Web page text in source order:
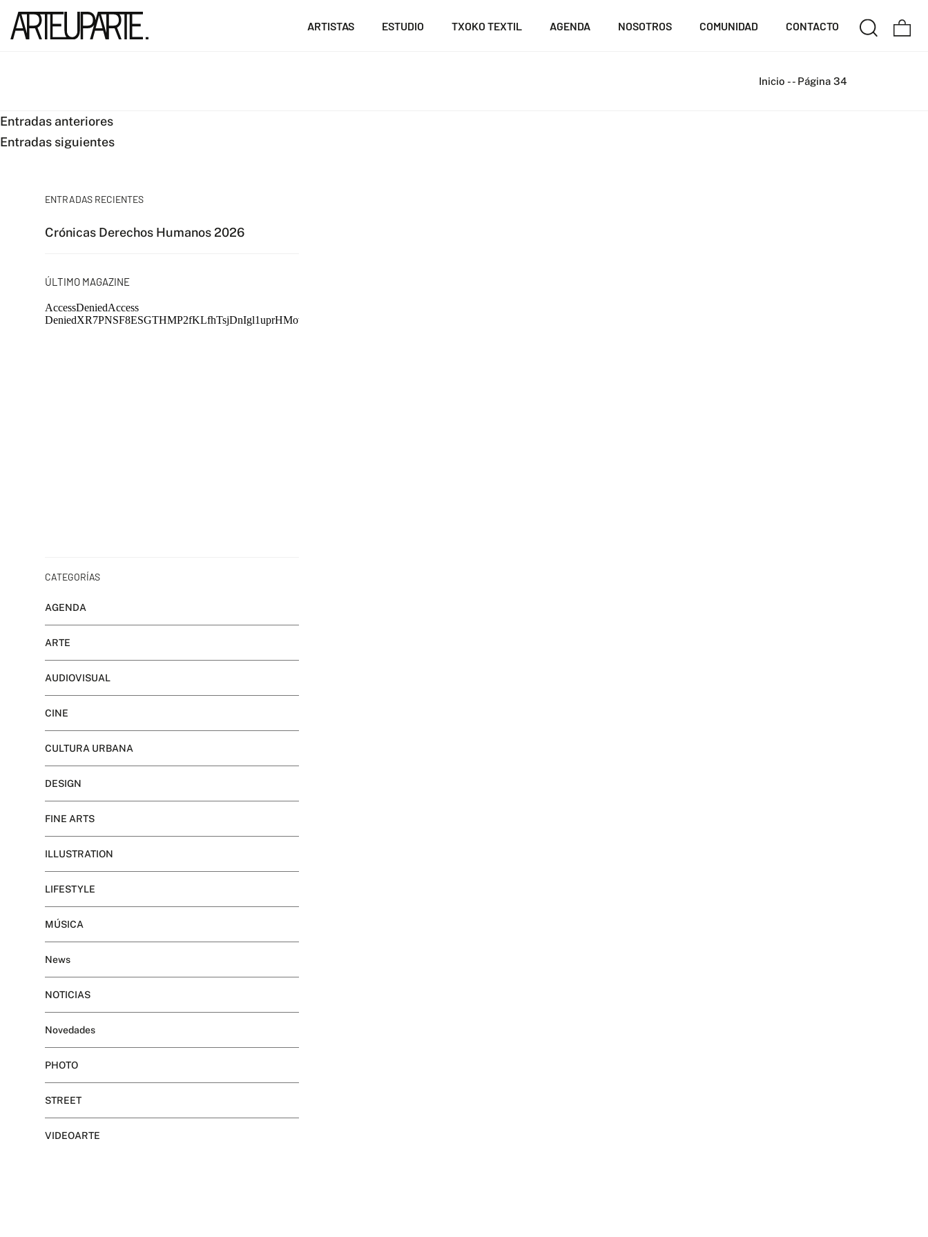
ARTISTAS ESTUDIO TXOKO TEXTIL AGENDA NOSOTROS COMUNIDAD CONTACTO
Inicio -- Página 34
Navegación
de
Entradas anteriores
Entradas siguientes
ENTRADAS RECIENTES
Crónicas Derechos Humanos 2026
ÚLTIMO MAGAZINE
CATEGORÍAS
AGENDA
ARTE
AUDIOVISUAL
CINE
CULTURA URBANA
DESIGN
FINE ARTS
ILLUSTRATION
LIFESTYLE
MÚSICA
News
NOTICIAS
Novedades
PHOTO
STREET
VIDEOARTE